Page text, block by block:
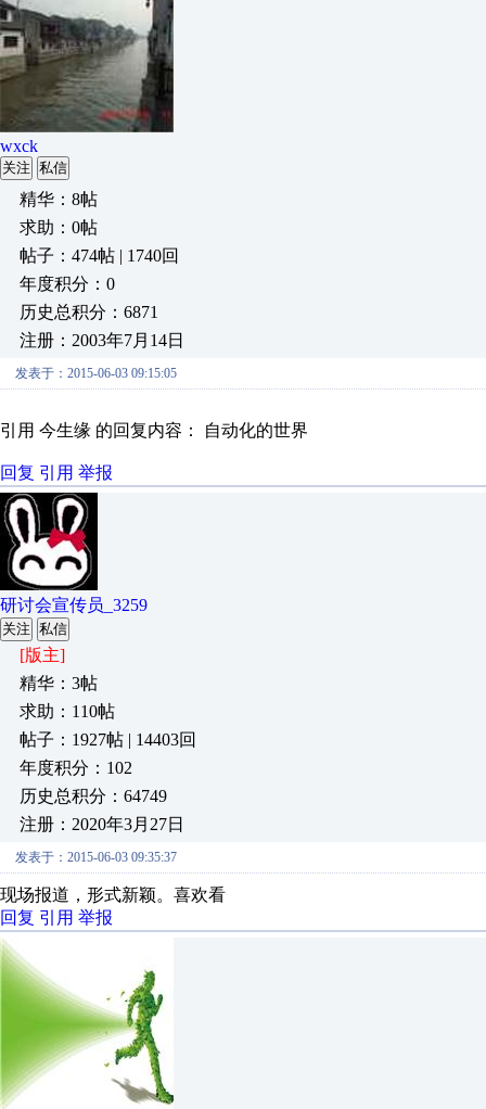
wxck
关注 私信
精华：8帖
求助：0帖
帖子：474帖 | 1740回
年度积分：0
历史总积分：6871
注册：2003年7月14日
发表于：2015-06-03 09:15:05
引用 今生缘 的回复内容： 自动化的世界
回复 引用 举报
研讨会宣传员_3259
关注 私信
[版主]
精华：3帖
求助：110帖
帖子：1927帖 | 14403回
年度积分：102
历史总积分：64749
注册：2020年3月27日
发表于：2015-06-03 09:35:37
现场报道，形式新颖。喜欢看
回复 引用 举报